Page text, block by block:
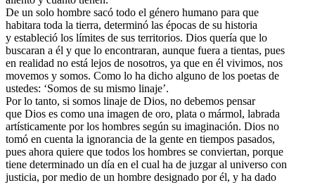
De un solo hombre sacó todo el género humano para que
habitara toda la tierra, determinó las épocas de su historia
y estableció los límites de sus territorios. Dios quería que lo
buscaran a él y que lo encontraran, aunque fuera a tientas, pues
en realidad no está lejos de nosotros, ya que en él vivimos, nos
movemos y somos. Como lo ha dicho alguno de los poetas de
ustedes: ‘Somos de su mismo linaje’.
Por lo tanto, si somos linaje de Dios, no debemos pensar
que Dios es como una imagen de oro, plata o mármol, labrada
artísticamente por los hombres según su imaginación. Dios no
tomó en cuenta la ignorancia de la gente en tiempos pasados,
pues ahora quiere que todos los hombres se conviertan, porque
tiene determinado un día en el cual ha de juzgar al universo con
justicia, por medio de un hombre designado por él, y ha dado